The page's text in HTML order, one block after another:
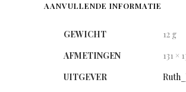
AANVULLENDE INFORMATIE
GEWICHT
12 g
AFMETINGEN
131 ×
UITGEVER